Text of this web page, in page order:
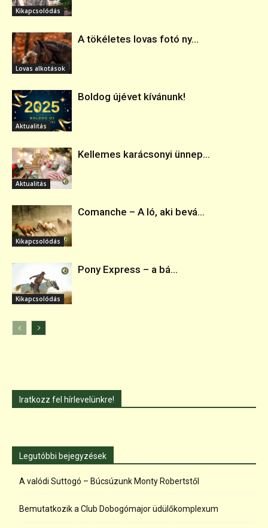
Kikapcsolódás
Lovas alkotások
A tökéletes lovas fotó ny...
Aktualitás
Boldog újévet kívánunk!
Aktualitás
Kellemes karácsonyi ünnep...
Kikapcsolódás
Comanche – A ló, aki bevá...
Kikapcsolódás
Pony Express – a bá...
Iratkozz fel hírlevelünkre!
Legutóbbi bejegyzések
A valódi Suttogó – Búcsúzunk Monty Robertstől
Bemutatkozik a Club Dobogómajor üdülőkomplexum